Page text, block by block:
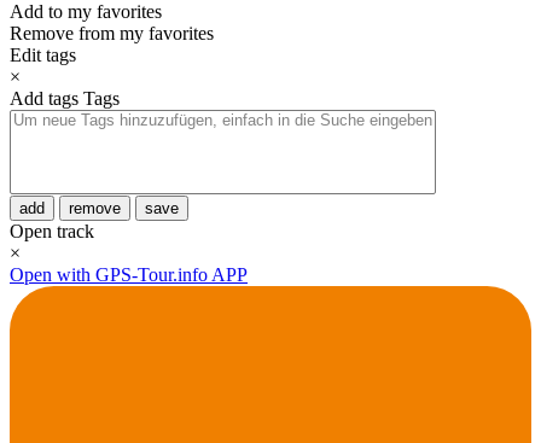
Add to my favorites
Remove from my favorites
Edit tags
×
Add tags Tags
add remove save
Open track
×
Open with GPS-Tour.info APP